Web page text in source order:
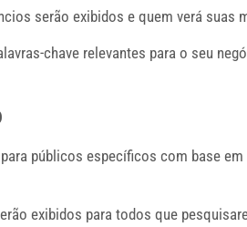
serão exibidos e quem verá suas
chave relevantes para o seu
públicos específicos com base
exibidos para todos que